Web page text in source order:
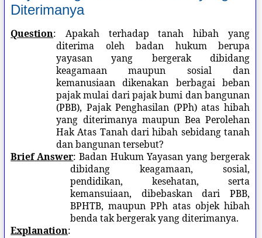
Diterimanya
Question: Apakah terhadap tanah hibah yang
diterima oleh badan hukum berupa
yayasan yang bergerak dibidang
keagamaan maupun sosial dan
kemanusiaan dikenakan berbagai beban
pajak mulai dari pajak bumi dan bangunan
(PBB), Pajak Penghasilan (PPh) atas hibah
yang diterimanya maupun Bea Perolehan
Hak Atas Tanah dari hibah sebidang tanah
dan bangunan tersebut?
Brief Answer: Badan Hukum Yayasan yang bergerak
dibidang keagamaan, sosial,
pendidikan, kesehatan, serta
kemansuiaan, dibebaskan dari PBB,
BPHTB, maupun PPh atas objek hibah
benda tak bergerak yang diterimanya.
Explanation: